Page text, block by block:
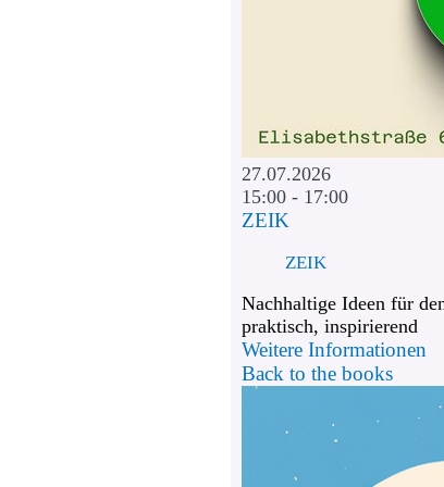
27.07.2026
15:00 - 17:00
ZEIK
ZEIK
Nachhaltige Ideen für
praktisch, inspirierend
Weitere Informationen
Back to the books